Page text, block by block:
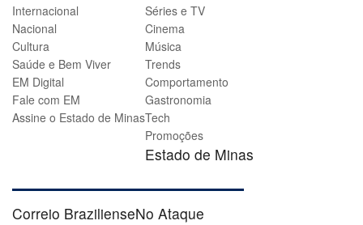
Internacional
Nacional
Cultura
Saúde e Bem Viver
EM Digital
Fale com EM
Assine o Estado de Minas
Séries e TV
Cinema
Música
Trends
Comportamento
Gastronomia
Tech
Promoções
Estado de Minas
Correio BrazilienseNo Ataque